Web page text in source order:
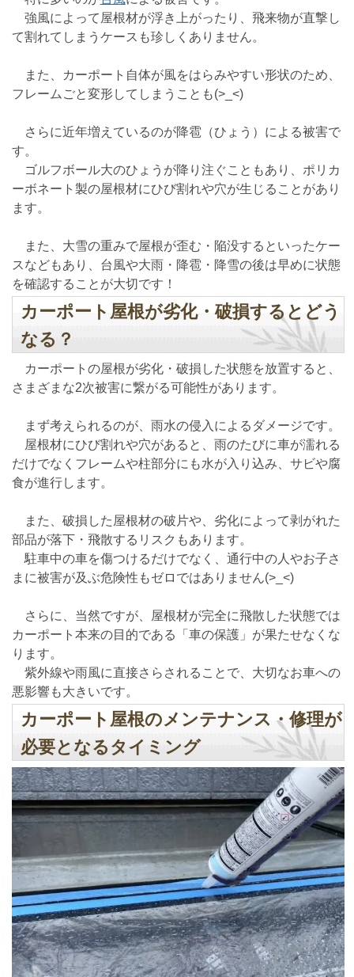
強風によって屋根材が浮き上がったり、飛来物が直撃し
て割れてしまうケースも珍しくありません。
また、カーポート自体が風をはらみやすい形状のため、
フレームごと変形してしまうことも(>_<)
さらに近年増えているのが降雹（ひょう）による被害で
す。
ゴルフボール大のひょうが降り注ぐこともあり、ポリカ
ーボネート製の屋根材にひび割れや穴が生じることがあり
ます。
また、大雪の重みで屋根が歪む・陥没するといったケー
スなどもあり、台風や大雨・降雹・降雪の後は早めに状態
を確認することが大切です！
カーポート屋根が劣化・破損するとどう
なる？
カーポートの屋根が劣化・破損した状態を放置すると、
さまざまな2次被害に繋がる可能性があります。
まず考えられるのが、雨水の侵入によるダメージです。
屋根材にひび割れや穴があると、雨のたびに車が濡れる
だけでなくフレームや柱部分にも水が入り込み、サビや腐
食が進行します。
また、破損した屋根材の破片や、劣化によって剥がれた
部品が落下・飛散するリスクもあります。
駐車中の車を傷つけるだけでなく、通行中の人やお子さ
まに被害が及ぶ危険性もゼロではありません(>_<)
さらに、当然ですが、屋根材が完全に飛散した状態では
カーポート本来の目的である「車の保護」が果たせなくな
ります。
紫外線や雨風に直接さらされることで、大切なお車への
悪影響も大きいです。
カーポート屋根のメンテナンス・修理が
必要となるタイミング